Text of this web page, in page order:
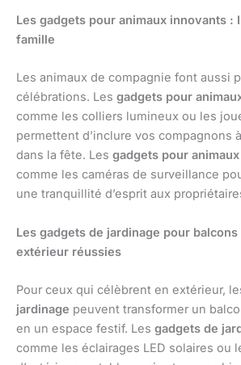
Les gadgets pour animaux innovants :
famille
Les animaux de compagnie font aussi
célébrations. Les gadgets pour
comme les colliers lumineux ou les
permettent d’inclure vos compagnons
dans la fête. Les gadgets pour
comme les caméras de surveillance
une tranquillité d’esprit aux
Les gadgets de jardinage pour
extérieur réussies
Pour ceux qui célèbrent en extérieur,
jardinage peuvent transformer un
en un espace festif. Les gadgets de
comme les éclairages LED solaires ou